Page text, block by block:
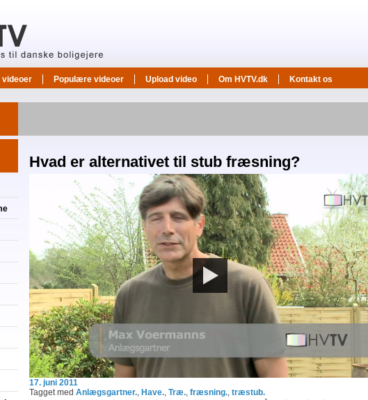
videoer Populære videoer Upload video Om HVTV.dk Kontakt os
Hvad er alternativet til stub fræsning?
17. juni 2011
Tagget med Anlægsgartner. Have. Træ. fræsning. træstub.